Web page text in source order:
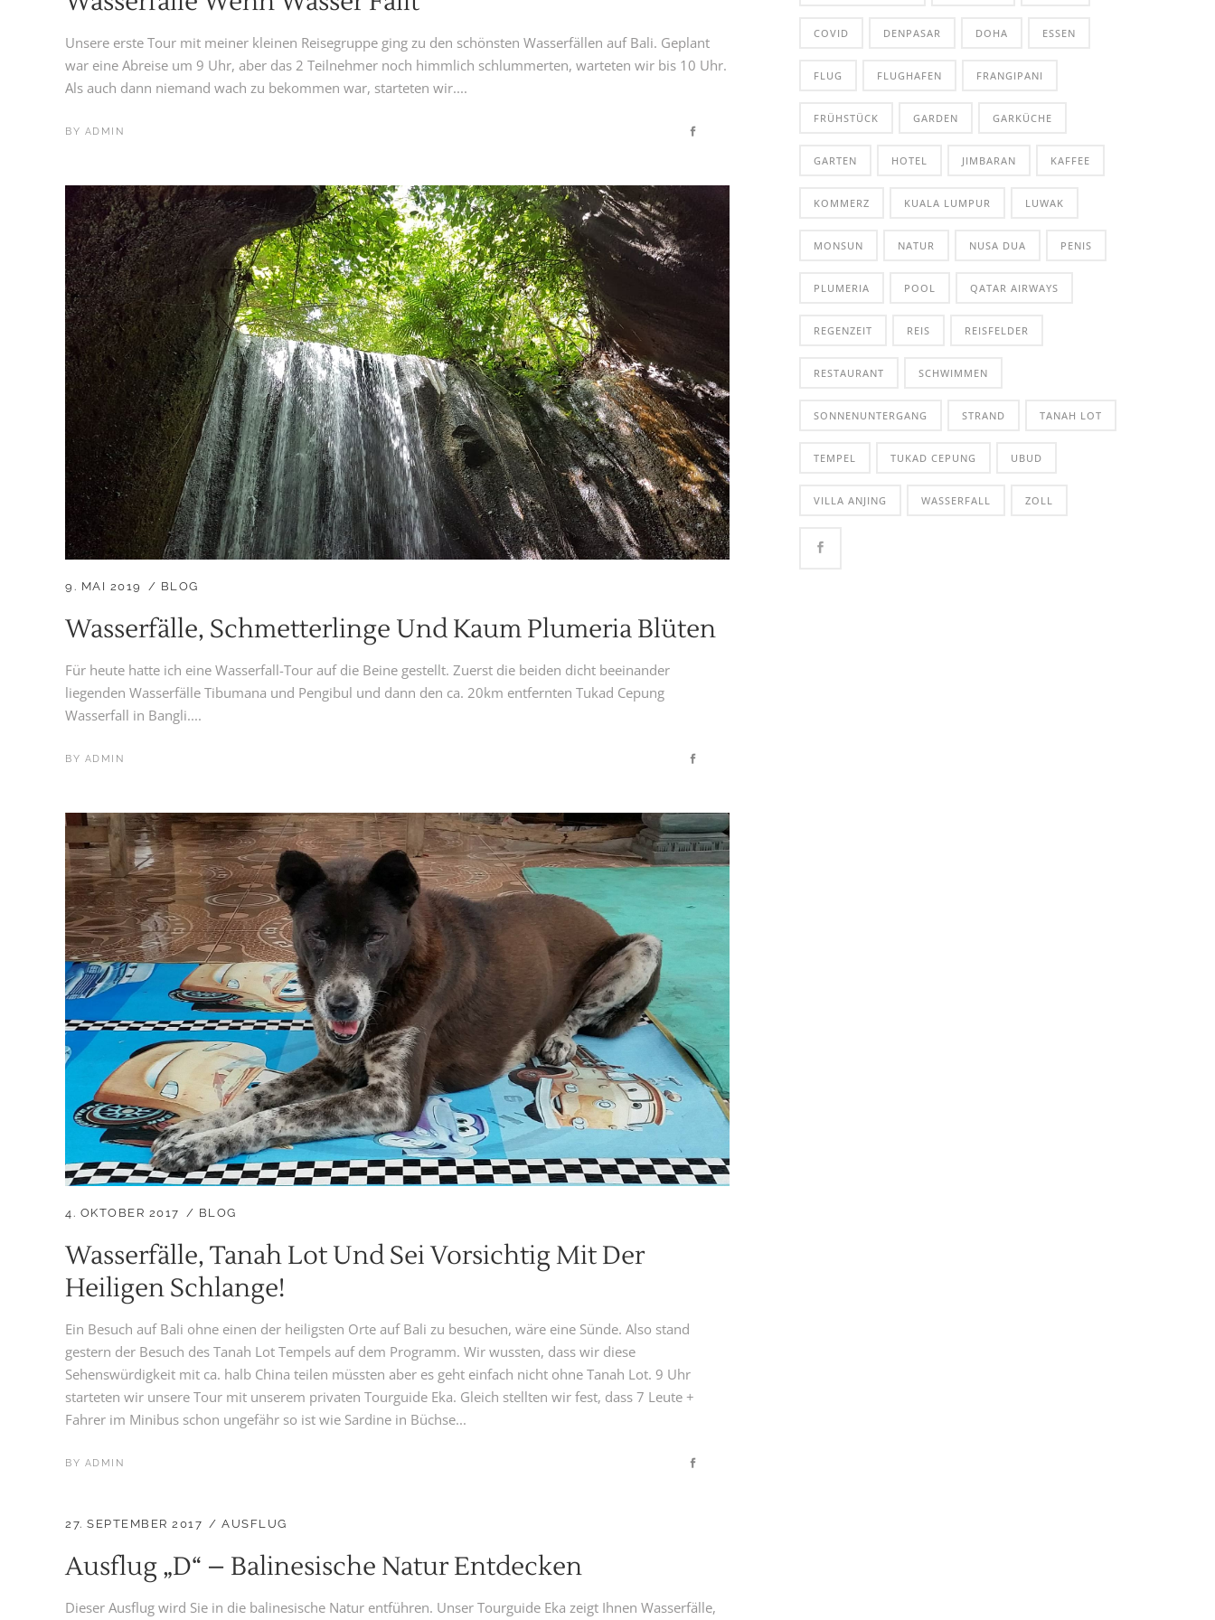
Unsere erste Tour mit meiner kleinen Reisegruppe ging zu den schönsten Wasserfällen auf Bali. Geplant
war eine Abreise um 9 Uhr, aber das 2 Teilnehmer noch himmlich schlummerten, warteten wir bis 10 Uhr.
Als auch dann niemand wach zu bekommen war, starteten wir....
BY ADMIN
9. MAI 2019 BLOG
Wasserfälle, Schmetterlinge Und Kaum Plumeria Blüten
Für heute hatte ich eine Wasserfall-Tour auf die Beine gestellt. Zuerst die beiden dicht beeinander
liegenden Wasserfälle Tibumana und Pengibul und dann den ca. 20km entfernten Tukad Cepung
Wasserfall in Bangli....
BY ADMIN
4. OKTOBER 2017 BLOG
Wasserfälle, Tanah Lot Und Sei Vorsichtig Mit Der
Heiligen Schlange!
Ein Besuch auf Bali ohne einen der heiligsten Orte auf Bali zu besuchen, wäre eine Sünde. Also stand
gestern der Besuch des Tanah Lot Tempels auf dem Programm. Wir wussten, dass wir diese
Sehenswürdigkeit mit ca. halb China teilen müssten aber es geht einfach nicht ohne Tanah Lot. 9 Uhr
starteten wir unsere Tour mit unserem privaten Tourguide Eka. Gleich stellten wir fest, dass 7 Leute +
Fahrer im Minibus schon ungefähr so ist wie Sardine in Büchse...
BY ADMIN
27. SEPTEMBER 2017 AUSFLUG
Ausflug „D“ – Balinesische Natur Entdecken
Dieser Ausflug wird Sie in die balinesische Natur entführen. Unser Tourguide Eka zeigt Ihnen Wasserfälle,
COVID DENPASAR DOHA ESSEN
FLUG FLUGHAFEN FRANGIPANI
FRÜHSTÜCK GARDEN GARKÜCHE
GARTEN HOTEL JIMBARAN KAFFEE
KOMMERZ KUALA LUMPUR LUWAK
MONSUN NATUR NUSA DUA PENIS
PLUMERIA POOL QATAR AIRWAYS
REGENZEIT REIS REISFELDER
RESTAURANT SCHWIMMEN
SONNENUNTERGANG STRAND TANAH LOT
TEMPEL TUKAD CEPUNG UBUD
VILLA ANJING WASSERFALL ZOLL